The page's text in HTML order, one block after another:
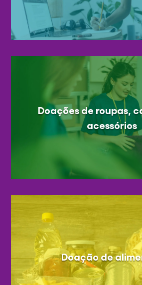
Doações de roupas,
acessórios
Doação de